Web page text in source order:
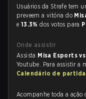
Usuários da Strafe tem
preveem a vitória do
e 13.3%dos votos para
Onde assistir
Assista Misa Esports
Youtube. Para assistir a
Calendário de
Acompanhe toda a ação